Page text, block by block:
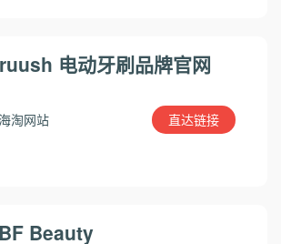
电动牙刷品牌官网
淘网站 直达链接
Beauty